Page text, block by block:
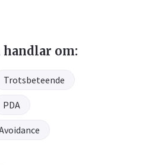
om:
Trotsbeteende
PDA